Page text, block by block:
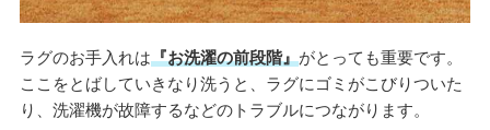
ラグのお手入れは『お洗濯の前段階』がとっても重要です。
ここをとばしていきなり洗うと、ラグにゴミがこびりついた
り、洗濯機が故障するなどのトラブルにつながります。